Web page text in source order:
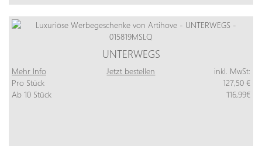
UNTERWEGS
Mehr Info Jetzt bestellen
inkl. MwSt:
Pro Stück
127,50 €
Ab 10 Stück
116,99€